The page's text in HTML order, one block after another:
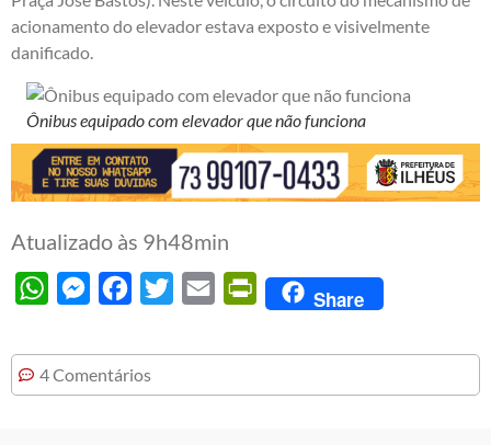
acionamento do elevador estava exposto e visivelmente
danificado.
Ônibus equipado com elevador que não funciona
Atualizado às 9h48min
WhatsAppMessengerFacebook
Twitter Email PrintFriendly
Share
4 Comentários